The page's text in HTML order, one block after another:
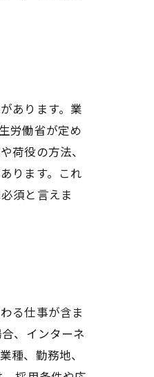
あります。業
労働省が定め
荷役の方法、
ります。これ
須と言えま
る仕事が含ま
、インターネ
種、勤務地、